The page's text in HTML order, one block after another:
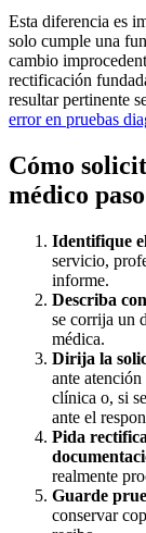
Esta diferencia es
solo cumple una
cambio
rectificación
resultar pertinente
error en pruebas
Cómo
médico
Identifique
servicio,
informe.
Describa
se corrija un
médica.
Dirija la
ante
clínica o, si
ante el
Pida
realmente
Guarde
conservar